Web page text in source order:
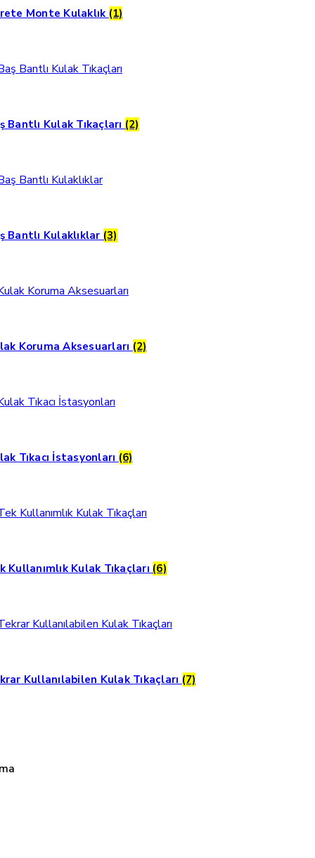
Monte Kulaklık (1)
Bantlı Kulak Tıkaçları (2)
Bantlı Kulaklıklar (3)
Koruma Aksesuarları (2)
Tıkacı İstasyonları (6)
Kullanımlık Kulak Tıkaçları (6)
Kullanılabilen Kulak Tıkaçları (7)